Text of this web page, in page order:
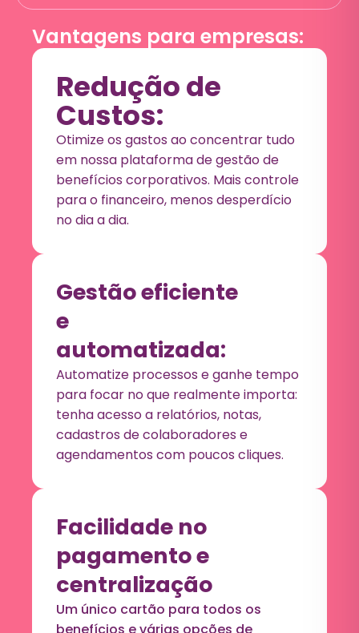
Redução de
Custos:
Otimize os gastos ao concentrar tudo
em nossa plataforma de gestão de
benefícios corporativos. Mais controle
para o financeiro, menos desperdício
no dia a dia.
Gestão eficiente
e
automatizada:
Automatize processos e ganhe tempo
para focar no que realmente importa:
tenha acesso a relatórios, notas,
cadastros de colaboradores e
agendamentos com poucos cliques.
Facilidade no
pagamento e
centralização
Um único cartão para todos os
benefícios e várias opções de
Vantagens para empresas: